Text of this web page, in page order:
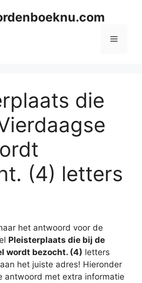
Menu
die
(4) letters
het antwoord voor de
Pleisterplaats die bij de
wordt bezocht. (4) letters
het juiste adres! Hieronder
antwoord met extra informatie